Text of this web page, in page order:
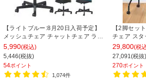
【ライトブルー:8月20日入荷予定】
メッシュチェア チャットチェア ラン
バーサポート オフィスチェア デスク
チェア 会議椅子 幅580×奥行580×高
さ835-930mm
5,990(税込)
5,446(税抜)
54ポイント
1,074件
【2脚セッ
チェア スタ
ー付き 座面
565×高さ
大人数 重
ア
29,800(税
27,091(税抜)
270ポイント